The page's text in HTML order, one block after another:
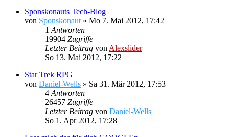
Sponskonauts Tech-Blog
von Sponskonaut » Mo 7. Mai 2012, 17:42
1 Antworten
19904 Zugriffe
Letzter Beitrag von Alexslider
So 13. Mai 2012, 17:22
Star Trek RPG
von Daniel-Wells » Sa 31. Mär 2012, 17:53
4 Antworten
26457 Zugriffe
Letzter Beitrag von Daniel-Wells
So 1. Apr 2012, 17:28